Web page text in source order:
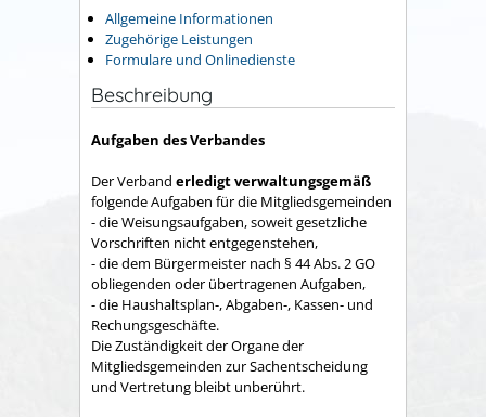
Allgemeine Informationen
Zugehörige Leistungen
Formulare und Onlinedienste
Beschreibung
Aufgaben des Verbandes
Der Verband erledigt verwaltungsgemäß
folgende Aufgaben für die Mitgliedsgemeinden
- die Weisungsaufgaben, soweit gesetzliche
Vorschriften nicht entgegenstehen,
- die dem Bürgermeister nach § 44 Abs. 2 GO
obliegenden oder übertragenen Aufgaben,
- die Haushaltsplan-, Abgaben-, Kassen- und
Rechungs­geschäfte.
Die Zuständigkeit der Organe der
Mitgliedsgemeinden zur Sachent­scheidung
und Vertretung bleibt unberührt.